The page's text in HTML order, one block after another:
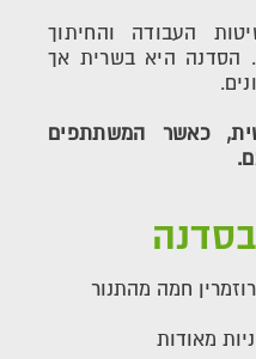
העבודה והחיתוך
הסדנה היא בשרית אך
כאשר המשתתפים
חמה מהתנור
מאודות